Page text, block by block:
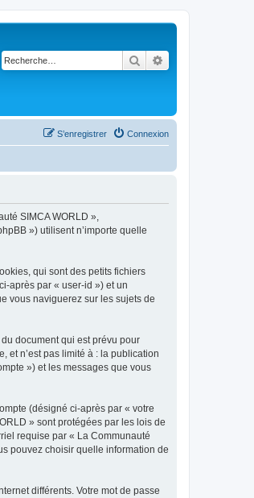
Rechercher
Connexion
S’enregistrer
SIMCA WORLD »,
») utilisent n’importe quelle
qui sont des petits fichiers
après par « user-id ») et un
vous naviguerez sur les sujets de
document qui est prévu pour
et n’est pas limité à : la publication
») et les messages que vous
(désigné ci-après par « votre
» sont protégées par les lois de
requise par « La Communauté
pouvez choisir quelle information de
différents. Votre mot de passe